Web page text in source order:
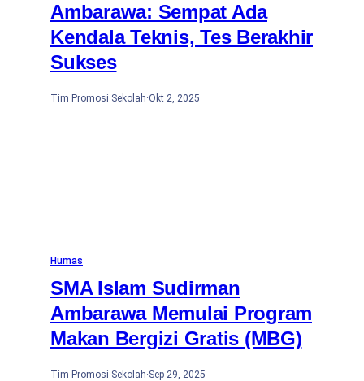
Ambarawa: Sempat Ada
Kendala Teknis, Tes Berakhir
Sukses
Tim Promosi Sekolah·Okt 2, 2025
Humas
SMA Islam Sudirman
Ambarawa Memulai Program
Makan Bergizi Gratis (MBG)
Tim Promosi Sekolah·Sep 29, 2025